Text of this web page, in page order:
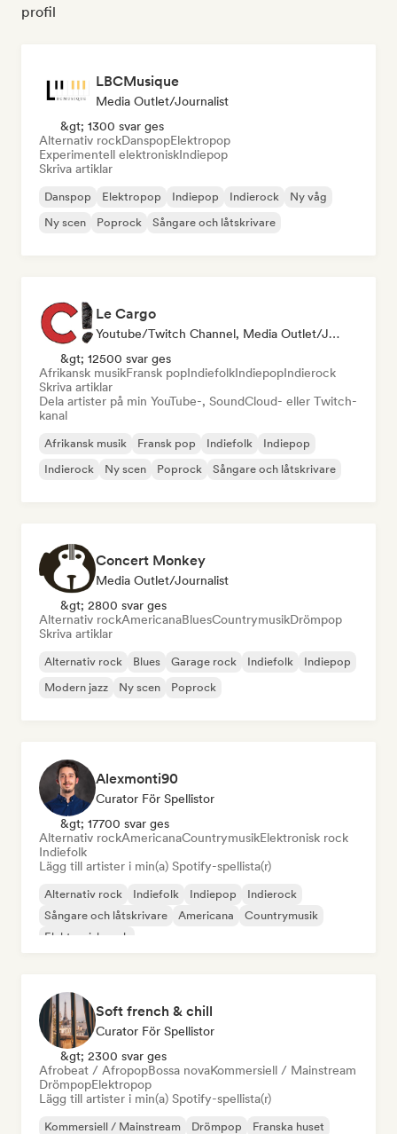
profil
LBCMusique
Media Outlet/Journalist
&gt; 1300 svar ges
Alternativ rockDanspopElektropop
Experimentell elektroniskIndiepop
Skriva artiklar
Danspop Elektropop Indiepop Indierock
Ny våg
Ny scen
Poprock Sångare och låtskrivare
Le Cargo
Youtube/Twitch Channel, Media Outlet/Journalist
&gt; 12500 svar ges
Afrikansk musikFransk popIndiefolkIndiepopIndierock
Skriva artiklar
Dela artister på min YouTube-, SoundCloud- eller Twitch-
kanal
Afrikansk musik Fransk pop Indiefolk
Indiepop
Indierock
Ny scen Poprock Sångare och låtskrivare
Concert Monkey
Media Outlet/Journalist
&gt; 2800 svar ges
Alternativ rockAmericanaBluesCountrymusikDrömpop
Skriva artiklar
Alternativ rock Blues Garage rock Indiefolk
Indiepop
Modern jazz
Ny scen Poprock
Alexmonti90
Curator För Spellistor
&gt; 17700 svar ges
Alternativ rockAmericanaCountrymusikElektronisk rock
Indiefolk
Lägg till artister i min(a) Spotify-spellista(r)
Alternativ rock Indiefolk Indiepop
Indierock
Sångare och låtskrivare
Americana
Countrymusik
Elektronisk rock
Soft french & chill
Curator För Spellistor
&gt; 2300 svar ges
Afrobeat / AfropopBossa novaKommersiell / Mainstream
DrömpopElektropop
Lägg till artister i min(a) Spotify-spellista(r)
Kommersiell / Mainstream Drömpop
Franska huset